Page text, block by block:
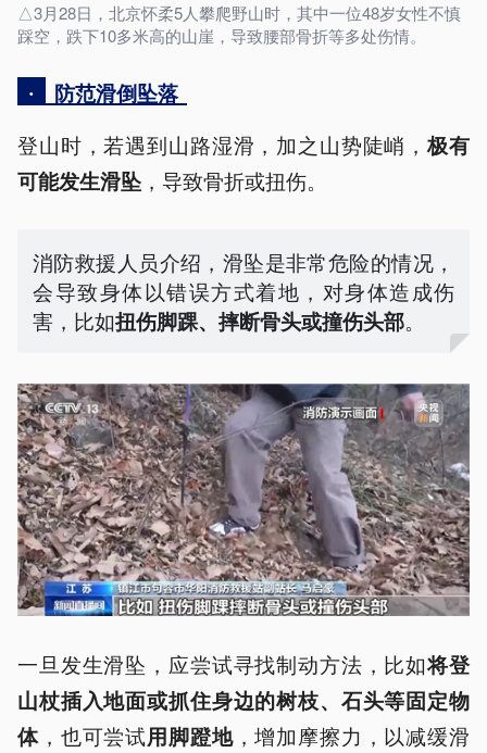
△3月28日，北京怀柔5人攀爬野山时，其中一位48岁女性不慎
踩空，跌下10多米高的山崖，导致腰部骨折等多处伤情。
·
防范滑倒坠落
登山时，若遇到山路湿滑，加之山势陡峭，极有
可能发生滑坠 ，导致骨折或扭伤。
消防救援人员介绍，滑坠是非常危险的情况，
会导致身体以错误方式着地，对身体造成伤
害，比如扭伤脚踝、摔断骨头或撞伤头部。
一旦发生滑坠，应尝试寻找制动方法，比如将登
山杖插入地面或抓住身边的树枝、石头等固定物
体，也可尝试用脚蹬地，增加摩擦力，以减缓滑